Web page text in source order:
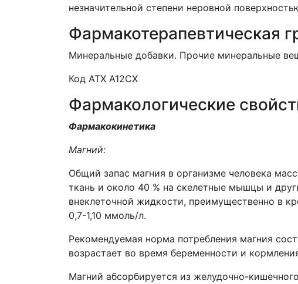
незначительной степени неровной
Фармакотерапевтическая
Минеральные добавки. Прочие минеральные
Код АТХ А12СХ
Фармакологические
Фармакокинетика
Магний:
Общий запас магния в организме человека
ткань и около 40 % на скелетные мышцы и
внеклеточной жидкости, преимущественно в
0,7-1,10 ммоль/л.
Рекомендуемая норма потребления магния
возрастает во время беременности и
Магний абсорбируется из желудочно-